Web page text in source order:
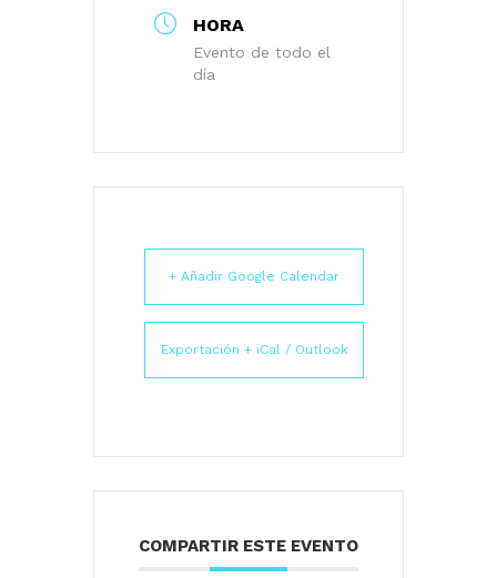
HORA
Evento de todo el
día
+ Añadir Google Calendar
Exportación + iCal / Outlook
COMPARTIR ESTE EVENTO